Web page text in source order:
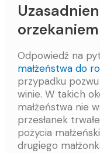
Odpowiedź na
małżeństwa do
przypadku
winie. W takich
małżeństwa nie
przesłanek
pożycia
drugiego